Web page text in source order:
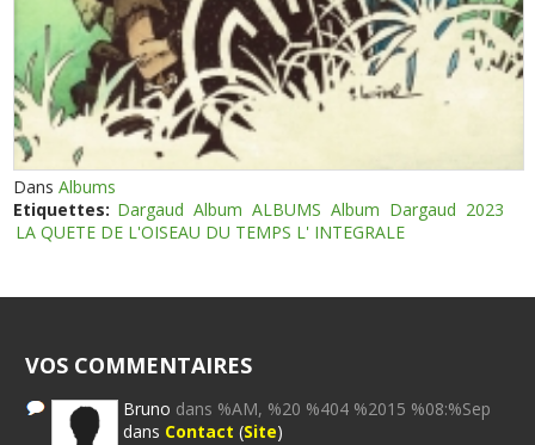
DansAlbums
Etiquettes: Dargaud Album ALBUMS Album Dargaud 2023
LA QUETE DE L'OISEAU DU TEMPS L' INTEGRALE
VOS COMMENTAIRES
Bruno dans %AM, %20 %404 %2015 %08:%Sep
dans Contact (Site)